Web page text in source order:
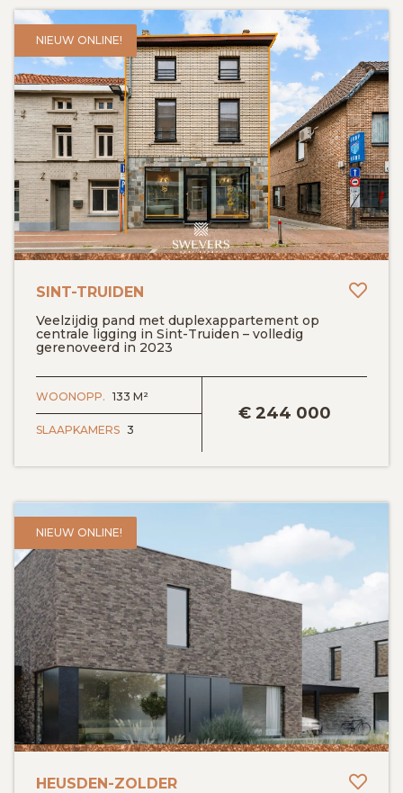
NIEUW ONLINE!
SINT-TRUIDEN
Veelzijdig pand met duplexappartement op
centrale ligging in Sint-Truiden – volledig
gerenoveerd in 2023
€ 244 000
WOONOPP. 133 M²
SLAAPKAMERS 3
BEKIJK DETAILS
NIEUW ONLINE!
HEUSDEN-ZOLDER